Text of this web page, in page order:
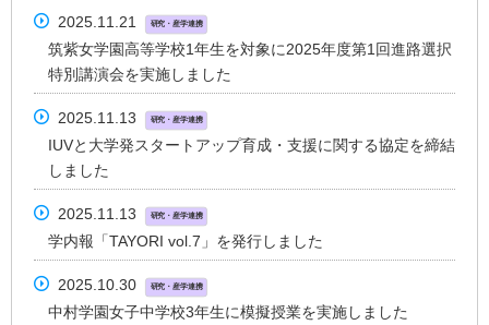
2025.11.21 研究・産学連携
筑紫女学園高等学校1年生を対象に2025年度第1回進路選択
特別講演会を実施しました
2025.11.13 研究・産学連携
IUVと大学発スタートアップ育成・支援に関する協定を締結
しました
2025.11.13 研究・産学連携
学内報「TAYORI vol.7」を発行しました
2025.10.30 研究・産学連携
中村学園女子中学校3年生に模擬授業を実施しました